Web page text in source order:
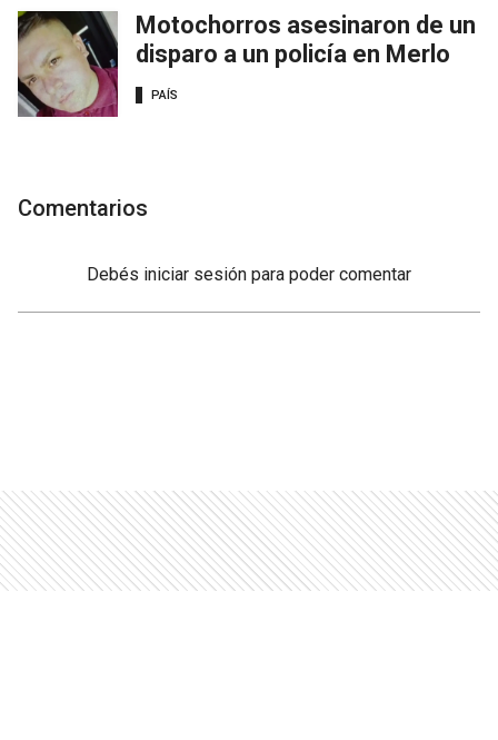
Motochorros asesinaron de un
disparo a un policía en Merlo
PAÍS
Comentarios
Debés iniciar sesión para poder comentar